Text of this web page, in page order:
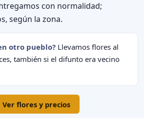
con normalidad;
según la zona.
otro pueblo? Llevamos flores al
también si el difunto era vecino
Ver flores y precios